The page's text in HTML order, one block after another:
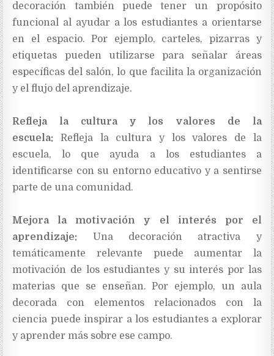
decoración también puede tener un propósito
funcional al ayudar a los estudiantes a orientarse
en el espacio. Por ejemplo, carteles, pizarras y
etiquetas pueden utilizarse para señalar áreas
específicas del salón, lo que facilita la organización
y el flujo del aprendizaje.
Refleja la cultura y los valores de la
escuela: Refleja la cultura y los valores de la
escuela, lo que ayuda a los estudiantes a
identificarse con su entorno educativo y a sentirse
parte de una comunidad.
Mejora la motivación y el interés por el
aprendizaje: Una decoración atractiva y
temáticamente relevante puede aumentar la
motivación de los estudiantes y su interés por las
materias que se enseñan. Por ejemplo, un aula
decorada con elementos relacionados con la
ciencia puede inspirar a los estudiantes a explorar
y aprender más sobre ese campo.